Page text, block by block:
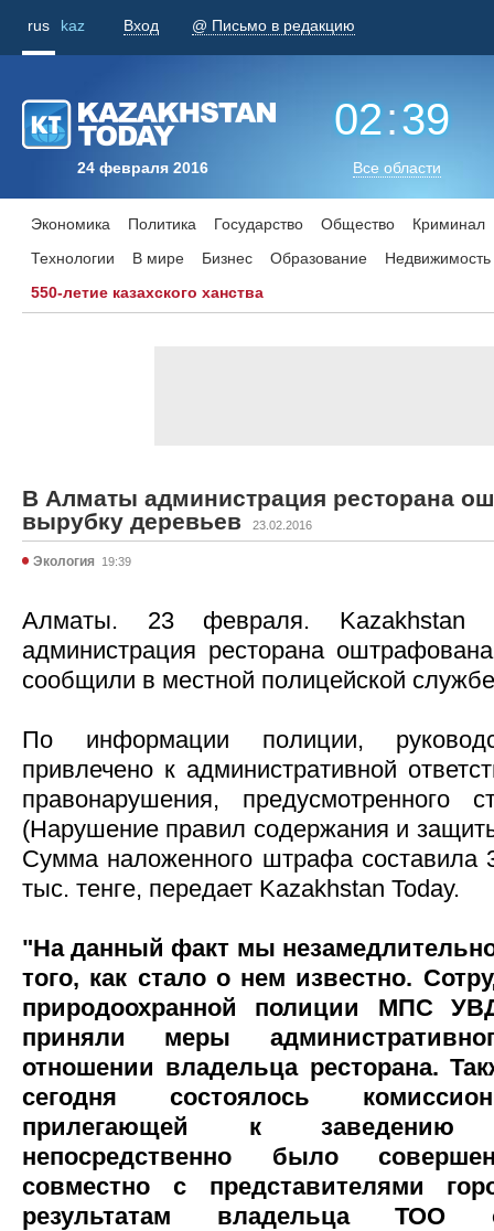
rus kaz Вход @ Письмо в редакцию
24 февраля 2016
02:39
Все области
Экономика Политика Государство Общество
Криминал
Технологии
В мире Бизнес Образование
Недвижимость
550-летие казахского ханства
В Алматы администрация ресторана
вырубку деревьев
23.02.2016
Экология 19:39
Алматы. 23 февраля.
администрация ресторана
сообщили в местной полицейской
По информации полиции,
привлечено к административной
правонарушения,
(Нарушение правил содержания и
Сумма наложенного штрафа
тыс. тенге, передает Kazakhstan Today.
"На данный факт мы
того, как стало о нем известно.
природоохранной полиции МПС
приняли меры
отношении владельца ресторана.
сегодня состоялось
прилегающей к заведению
непосредственно было
совместно с представителями
результатам владельца ТОО